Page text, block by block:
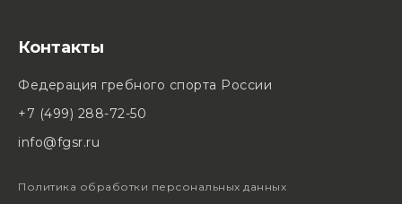
Контакты
Федерация гребного спорта России
+7 (499) 288-72-50
info@fgsr.ru
Политика обработки персональных данных